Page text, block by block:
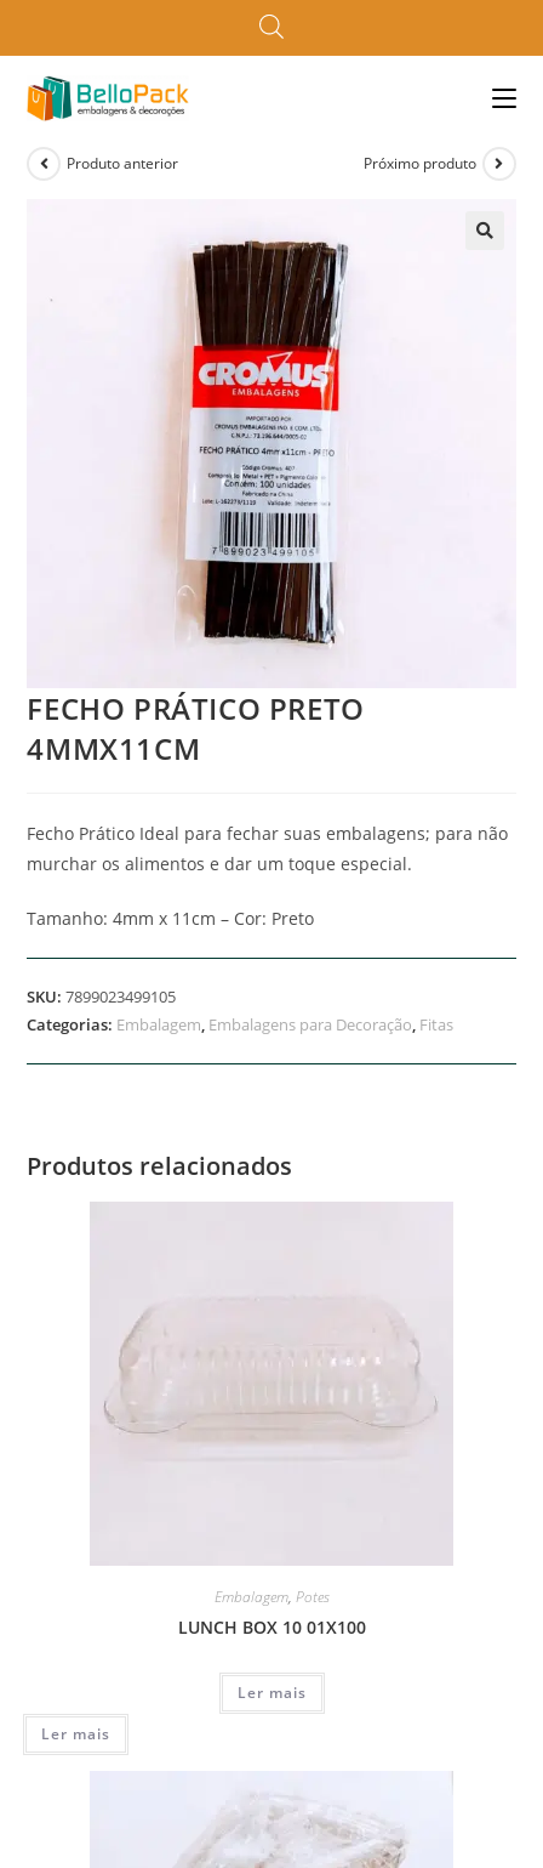
Produto anterior Próximo produto
FECHO PRÁTICO PRETO
4MMX11CM
Fecho Prático Ideal para fechar suas embalagens; para não
murchar os alimentos e dar um toque especial.
Tamanho: 4mm x 11cm – Cor: Preto
SKU:7899023499105
Categorias: Embalagem, Embalagens para Decoração, Fitas
Produtos relacionados
Embalagem, Potes
LUNCH BOX 10 01X100
Ler mais
Ler mais